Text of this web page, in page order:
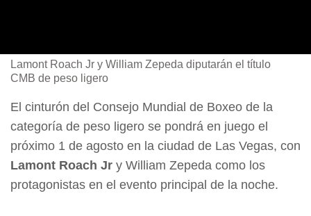
Lamont Roach Jr y William Zepeda diputarán el título
CMB de peso ligero
El cinturón del Consejo Mundial de Boxeo de la
categoría de peso ligero se pondrá en juego el
próximo 1 de agosto en la ciudad de Las Vegas, con
Lamont Roach Jr y William Zepeda como los
protagonistas en el evento principal de la noche.